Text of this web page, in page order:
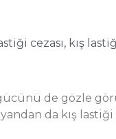
cezası, kış
gücünü de gözle
da kış lastiği